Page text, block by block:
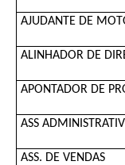
AJUDANTE DE
ALINHADOR DE
APONTADOR DE
ASS
ASS. DE VENDAS